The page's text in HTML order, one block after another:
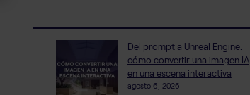
Del prompt a Unreal Engine:
cómo convertir una imagen IA
en una escena interactiva
agosto 6, 2026